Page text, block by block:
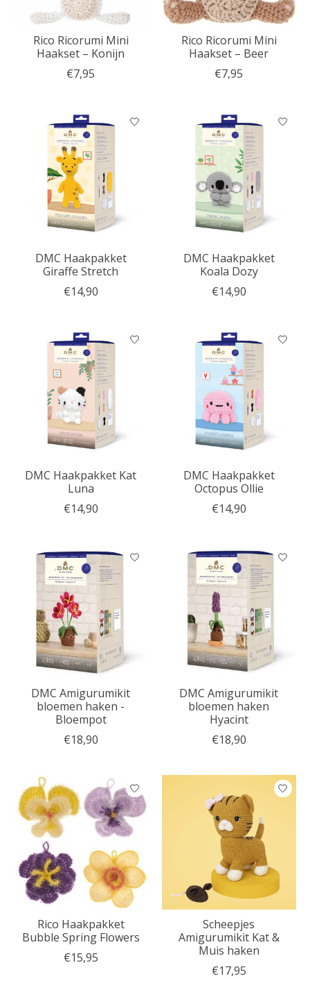
Rico Ricorumi Mini
Haakset – Konijn
€7,95
Rico Ricorumi Mini
Haakset – Beer
€7,95
DMC Haakpakket
Giraffe Stretch
€14,90
DMC Haakpakket
Koala Dozy
€14,90
DMC Haakpakket Kat
Luna
€14,90
DMC Haakpakket
Octopus Ollie
€14,90
DMC Amigurumikit
bloemen haken -
Bloempot
€18,90
DMC Amigurumikit
bloemen haken
Hyacint
€18,90
Rico Haakpakket
Bubble Spring Flowers
€15,95
Scheepjes
Amigurumikit Kat &
Muis haken
€17,95